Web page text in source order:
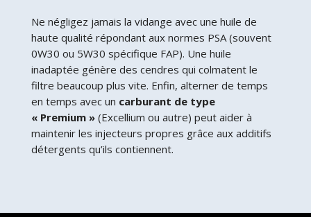
Ne négligez jamais la vidange avec une huile de
haute qualité répondant aux normes PSA (souvent
0W30 ou 5W30 spécifique FAP). Une huile
inadaptée génère des cendres qui colmatent le
filtre beaucoup plus vite. Enfin, alterner de temps
en temps avec un carburant de type
« Premium »(Excellium ou autre) peut aider à
maintenir les injecteurs propres grâce aux additifs
détergents qu’ils contiennent.